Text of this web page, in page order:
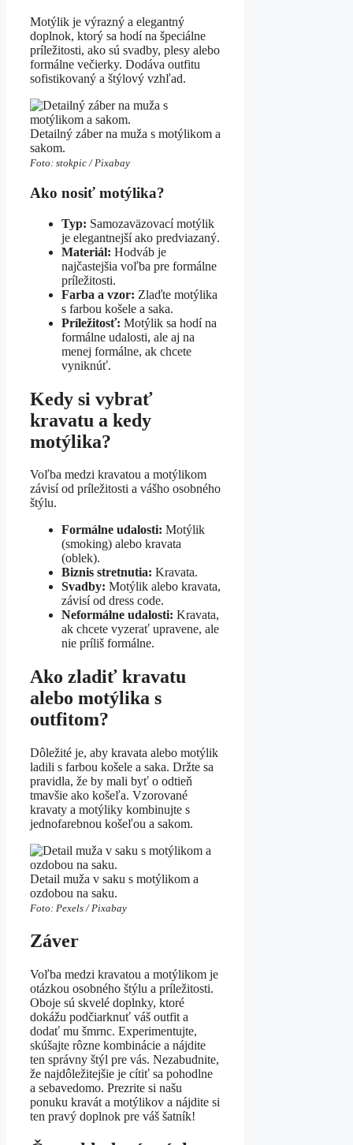
Motýlik je výrazný a elegantný
doplnok, ktorý sa hodí na špeciálne
príležitosti, ako sú svadby, plesy alebo
formálne večierky. Dodáva outfitu
sofistikovaný a štýlový vzhľad.
Detailný záber na muža s motýlikom a
sakom.
Foto: stokpic / Pixabay
Ako nosiť motýlika?
Typ: Samozaväzovací motýlik
je elegantnejší ako predviazaný.
Materiál: Hodváb je
najčastejšia voľba pre formálne
príležitosti.
Farba a vzor: Zlaďte motýlika
s farbou košele a saka.
Príležitosť: Motýlik sa hodí na
formálne udalosti, ale aj na
menej formálne, ak chcete
vyniknúť.
Kedy si vybrať
kravatu a kedy
motýlika?
Voľba medzi kravatou a motýlikom
závisí od príležitosti a vášho osobného
štýlu.
Formálne udalosti: Motýlik
(smoking) alebo kravata
(oblek).
Biznis stretnutia: Kravata.
Svadby: Motýlik alebo kravata,
závisí od dress code.
Neformálne udalosti: Kravata,
ak chcete vyzerať upravene, ale
nie príliš formálne.
Ako zladiť kravatu
alebo motýlika s
outfitom?
Dôležité je, aby kravata alebo motýlik
ladili s farbou košele a saka. Držte sa
pravidla, že by mali byť o odtieň
tmavšie ako košeľa. Vzorované
kravaty a motýliky kombinujte s
jednofarebnou košeľou a sakom.
Detail muža v saku s motýlikom a
ozdobou na saku.
Foto: Pexels / Pixabay
Záver
Voľba medzi kravatou a motýlikom je
otázkou osobného štýlu a príležitosti.
Oboje sú skvelé doplnky, ktoré
dokážu podčiarknuť váš outfit a
dodať mu šmrnc. Experimentujte,
skúšajte rôzne kombinácie a nájdite
ten správny štýl pre vás. Nezabudnite,
že najdôležitejšie je cítiť sa pohodlne
a sebavedomo. Prezrite si našu
ponuku kravát a motýlikov a nájdite si
ten pravý doplnok pre váš šatník!